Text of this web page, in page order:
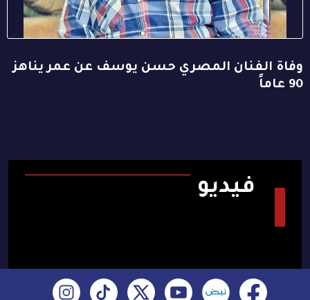
وفاة الفنان المصري حسن يوسف عن عمر يناهز
90 عاماً
فيديو